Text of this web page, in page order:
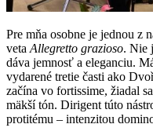
Pre mňa osobne je jednou z
veta Allegretto grazioso. Nie
dáva jemnosť a eleganciu.
vydarené tretie časti ako
začína vo fortissime, žiadal
mäkší tón. Dirigent túto
protitému – intenzitou